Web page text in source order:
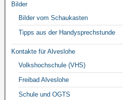
Bilder
Bilder vom Schaukasten
Tipps aus der Handysprechstunde
Kontakte für Alveslohe
Volkshochschule (VHS)
Freibad Alveslohe
Schule und OGTS